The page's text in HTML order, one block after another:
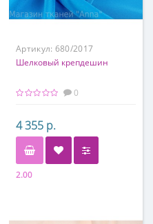
Артикул: 680/2017
Шелковый крепдешин
0
4 355 р.
2.00